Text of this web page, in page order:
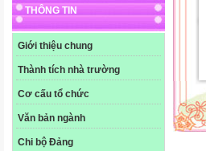
THÔNG TIN
Giới thiệu chung
Thành tích nhà trường
Cơ cấu tổ chức
Văn bản ngành
Chi bộ Đảng